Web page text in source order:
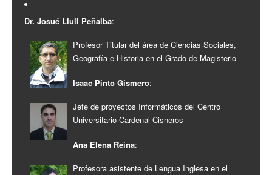
Dr. Josué Llull Peñalba:
Profesor Titular del área de Ciencias Sociales,
Geografía e Historia en el Grado de Magisterio
Isaac Pinto Gismero:
Jefe de proyectos Informáticos del Centro
Universitario Cardenal Cisneros
Ana Elena Reina:
Profesora asistente de Lengua Inglesa en el